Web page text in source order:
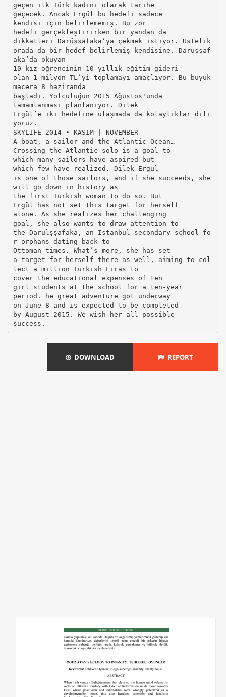
geçen ilk Türk kadını olarak tarihe
geçecek. Ancak Ergül bu hedefi sadece
kendisi için belirlememiş. Bu zor
hedefi gerçekleştirirken bir yandan da
dikkatleri Darüşşafaka’ya çekmek istiyor. Üstelik
orada da bir hedef belirlemiş kendisine. Darüşşaf
aka’da okuyan
10 kız öğrencinin 10 yıllık eğitim gideri
olan 1 milyon TL’yi toplamayı amaçlıyor. Bu büyük
macera 8 haziranda
başladı. Yolculuğun 2015 Ağustos'unda
tamamlanması planlanıyor. Dilek
Ergül’e iki hedefine ulaşmada da kolaylıklar dili
yoruz.
SKYLIFE 2014 • KASIM | NOVEMBER
A boat, a sailor and the Atlantic Ocean…
Crossing the Atlantic solo is a goal to
which many sailors have aspired but
which few have realized. Dilek Ergül
is one of those sailors, and if she succeeds, she
will go down in history as
the first Turkish woman to do so. But
Ergül has not set this target for herself
alone. As she realizes her challenging
goal, she also wants to draw attention to
the Darülşşafaka, an Istanbul secondary school fo
r orphans dating back to
Ottoman times. What’s more, she has set
a target for herself there as well, aiming to col
lect a million Turkish Liras to
cover the educational expenses of ten
girl students at the school for a ten-year
period. he great adventure got underway
on June 8 and is expected to be completed
by August 2015. We wish her all possible
DOWNLOAD REPORT